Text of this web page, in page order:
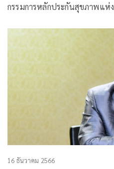
กรรมการหลักประกันสุขภาพแห่
16 ธันวาคม 2566